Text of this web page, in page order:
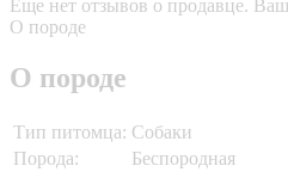
Еще нет отзывов о продавце.
О породе
О породе
Тип питомца: Собаки
Порода:
Беспородная